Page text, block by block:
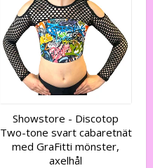
Showstore - Discotop
Two-tone svart cabaretnät
med GraFitti mönster,
axelhål